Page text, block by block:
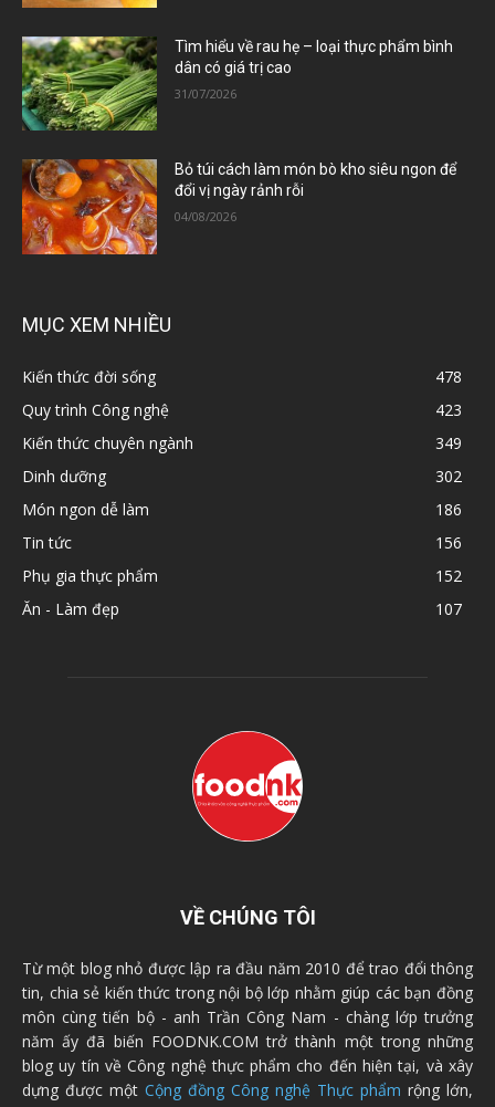
Tìm hiểu về rau hẹ – loại thực phẩm bình
dân có giá trị cao
31/07/2026
Bỏ túi cách làm món bò kho siêu ngon để
đổi vị ngày rảnh rỗi
04/08/2026
MỤC XEM NHIỀU
Kiến thức đời sống
478
Quy trình Công nghệ
423
Kiến thức chuyên ngành
349
Dinh dưỡng
302
Món ngon dễ làm
186
Tin tức
156
Phụ gia thực phẩm
152
Ăn - Làm đẹp
107
VỀ CHÚNG TÔI
Từ một blog nhỏ được lập ra đầu năm 2010 để trao đổi thông
tin, chia sẻ kiến thức trong nội bộ lớp nhằm giúp các bạn đồng
môn cùng tiến bộ - anh Trần Công Nam - chàng lớp trưởng
năm ấy đã biến FOODNK.COM trở thành một trong những
blog uy tín về Công nghệ thực phẩm cho đến hiện tại, và xây
dựng được một Cộng đồng Công nghệ Thực phẩm rộng lớn,